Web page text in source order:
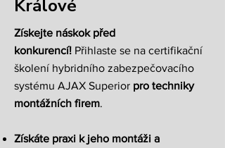
Králové
Získejte náskok před
konkurencí! Přihlaste se na certifikační
školení hybridního zabezpečovacího
systému AJAX Superior pro techniky
montážních firem.
Získáte praxi k jeho montáži a